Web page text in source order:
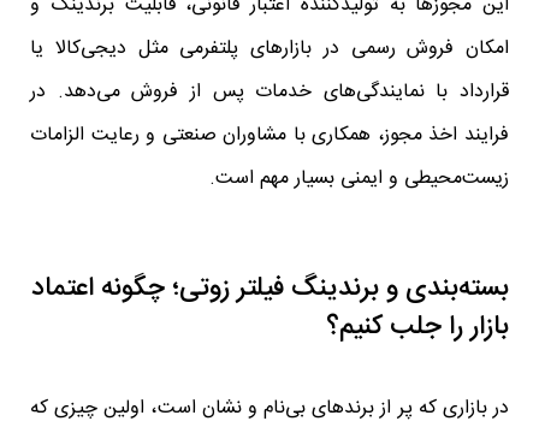
امکان فروش رسمی در بازارهای پلتفرمی مثل دیجی‌کالا یا
قرارداد با نمایندگی‌های خدمات پس از فروش می‌دهد. در
فرایند اخذ مجوز، همکاری با مشاوران صنعتی و رعایت الزامات
زیست‌محیطی و ایمنی بسیار مهم است.
بسته‌بندی و برندینگ فیلتر زوتی؛ چگونه اعتماد
بازار را جلب کنیم؟
در بازاری که پر از برندهای بی‌نام و نشان است، اولین چیزی که